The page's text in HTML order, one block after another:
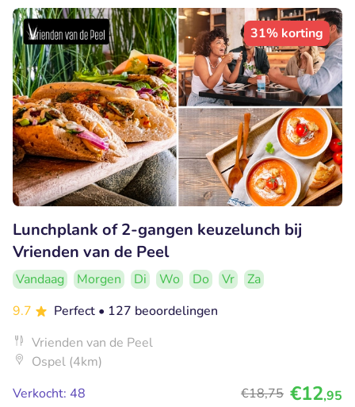
31% korting
Lunchplank of 2-gangen keuzelunch bij
Vrienden van de Peel
Vandaag Morgen Di Wo Do Vr
Za
9.7
Perfect • 127 beoordelingen
Vrienden van de Peel
Ospel (4km)
Verkocht: 48
€18,75 €12,95